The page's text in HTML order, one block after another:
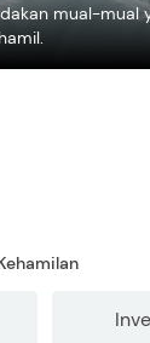
mual-mual